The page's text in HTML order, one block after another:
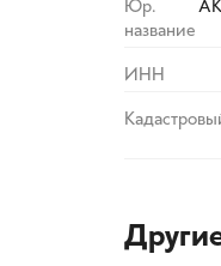
Юр.
название
ИНН